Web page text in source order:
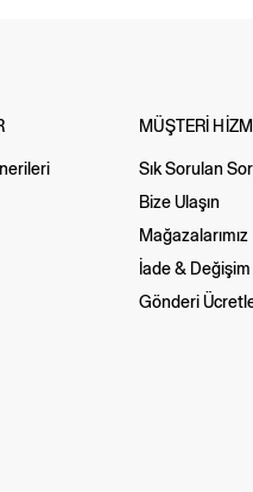
MÜŞTERİ
Sık Sorulan
Bize Ulaşın
Mağazalarımız
İade & Değişim
Gönderi